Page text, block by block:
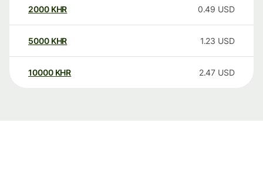
2000 KHR 0.49 USD
5000 KHR 1.23 USD
10000 KHR 2.47 USD